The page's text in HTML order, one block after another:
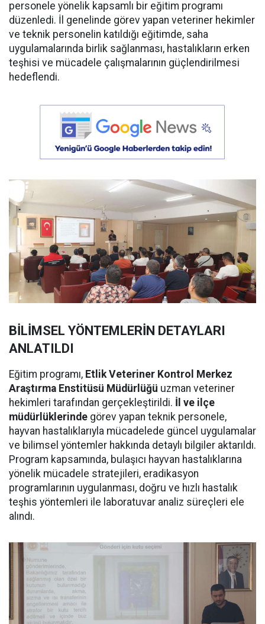
personele yönelik kapsamlı bir eğitim programı
düzenledi. İl genelinde görev yapan veteriner hekimler
ve teknik personelin katıldığı eğitimde, saha
uygulamalarında birlik sağlanması, hastalıkların erken
teşhisi ve mücadele çalışmalarının güçlendirilmesi
hedeflendi.
BİLİMSEL YÖNTEMLERİN DETAYLARI
ANLATILDI
Eğitim programı, Etlik Veteriner Kontrol Merkez
Araştırma Enstitüsü Müdürlüğü uzman veteriner
hekimleri tarafından gerçekleştirildi. İl ve ilçe
müdürlüklerinde görev yapan teknik personele,
hayvan hastalıklarıyla mücadelede güncel uygulamalar
ve bilimsel yöntemler hakkında detaylı bilgiler aktarıldı.
Program kapsamında, bulaşıcı hayvan hastalıklarına
yönelik mücadele stratejileri, eradikasyon
programlarının uygulanması, doğru ve hızlı hastalık
teşhis yöntemleri ile laboratuvar analiz süreçleri ele
alındı.